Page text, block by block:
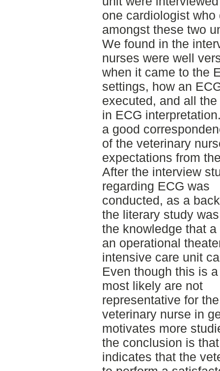
one cardiologist
amongst these two
We found in the
nurses were well
when it came to the
settings, how an
executed, and all
in ECG
a good
of the veterinary
expectations from
After the interview
regarding ECG was
conducted, as a
the literary study
the knowledge that
an operational
intensive care unit
Even though this is
most likely are not
representative for
veterinary nurse in
motivates more
the conclusion is
indicates that the